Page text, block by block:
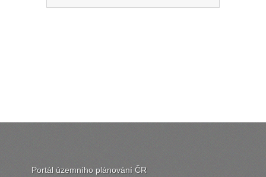
Portál územního plánování ČR